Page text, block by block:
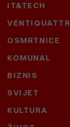
IT&TECH
OSMRTNICE
KOMUNAL
BIZNIS
SVIJET
KULTURA